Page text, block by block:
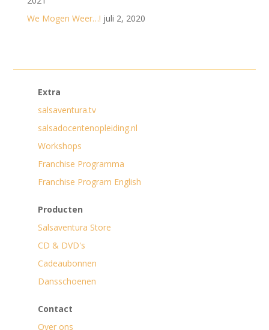
We Mogen Weer…! juli 2, 2020
Extra
salsaventura.tv
salsadocentenopleiding.nl
Workshops
Franchise Programma
Franchise Program English
Producten
Salsaventura Store
CD & DVD's
Cadeaubonnen
Dansschoenen
Contact
Over ons